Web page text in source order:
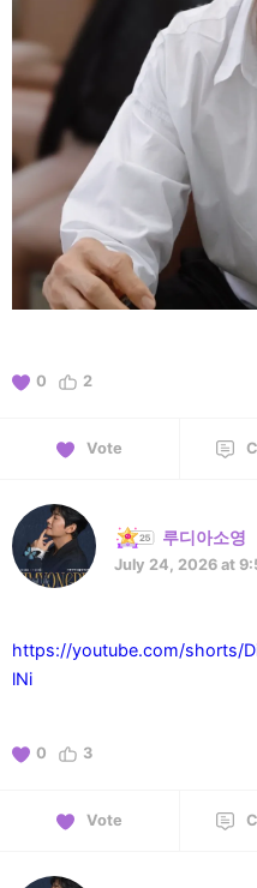
0 2
Vote
루디아소영
July 24, 2026 at
https://youtube.com/shorts/
lNi
0 3
Vote